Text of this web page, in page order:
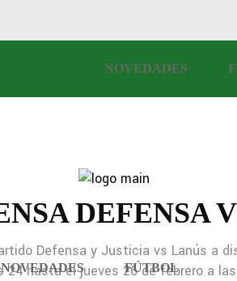
NOVEDADES
NOVEDADES FÚTBOL
DEFENSA
Defensa y Justicia vs Lanús a
hasta el jueves 26 de febrero a